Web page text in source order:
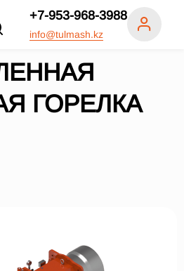
+7-953-968-3988
info@tulmash.kz
ГОРЕЛКА